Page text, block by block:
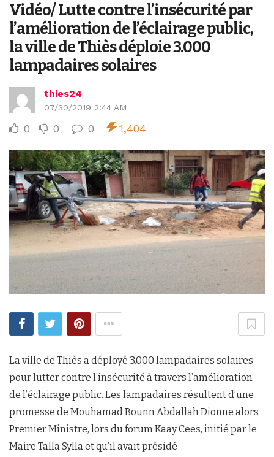
Vidéo/ Lutte contre l’insécurité par
l’amélioration de l’éclairage public,
la ville de Thiès déploie 3.000
lampadaires solaires
thies24
07/30/2019 2:44 AM
0 0 0 1,404
La ville de Thiès a déployé 3.000 lampadaires solaires
pour lutter contre l’insécurité à travers l’amélioration
de l’éclairage public. Les lampadaires résultent d’une
promesse de Mouhamad Bounn Abdallah Dionne alors
Premier Ministre, lors du forum Kaay Cees, initié par le
Maire Talla Sylla et qu’il avait présidé